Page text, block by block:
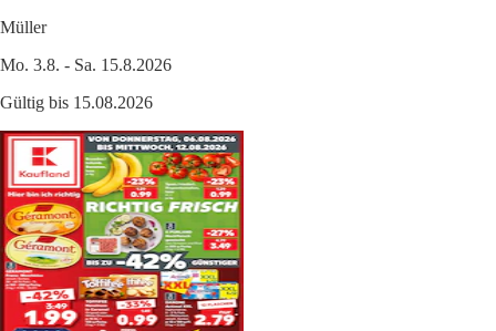
Müller
Mo. 3.8. - Sa. 15.8.2026
Gültig bis 15.08.2026